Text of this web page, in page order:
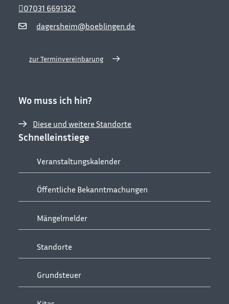
dagersheim@boeblingen.de
07031 6691322
zur Terminvereinbarung
Wo muss ich hin?
Diese und weitere Standorte
Schnelleinstiege
Veranstaltungskalender
Öffentliche Bekanntmachungen
Mängelmelder
Standorte
Grundsteuer